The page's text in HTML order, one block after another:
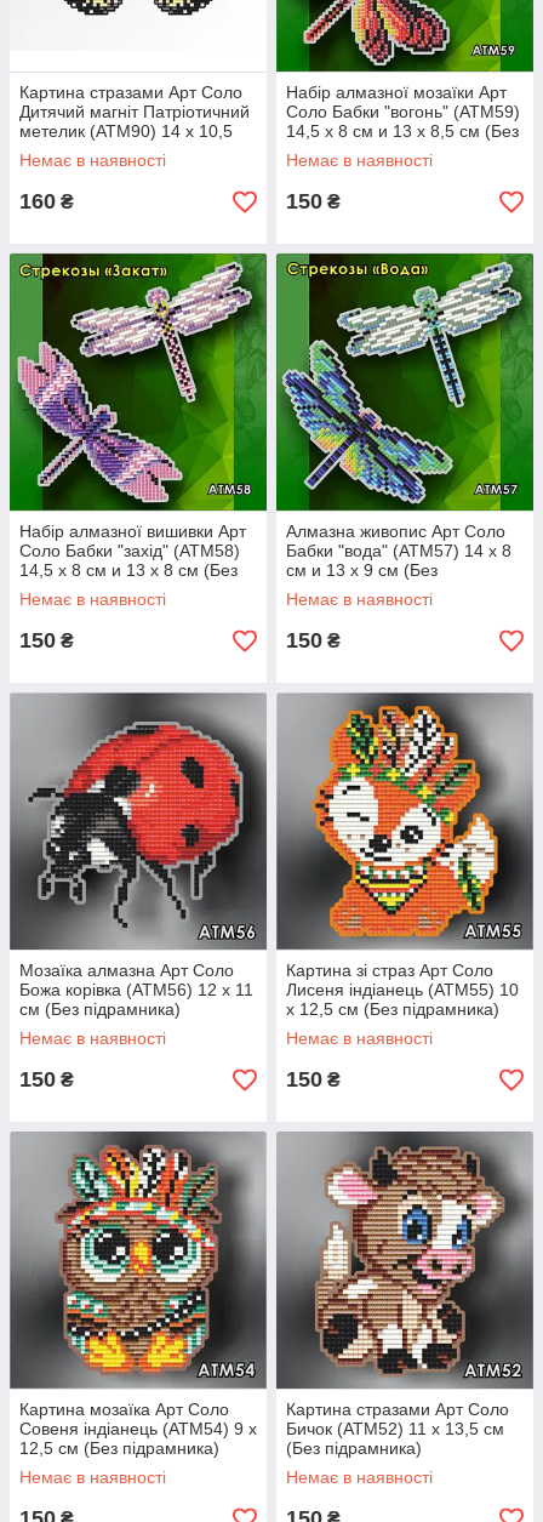
Картина стразами Арт Соло
Дитячий магніт Патріотичний
метелик (АТМ90) 14 х 10,5
см (Без підрамника)
Немає в наявності
160 ₴
Набір алмазної мозаїки Арт
Соло Бабки "вогонь" (АТМ59)
14,5 х 8 см и 13 х 8,5 см (Без
підрамника)
Немає в наявності
150 ₴
Набір алмазної вишивки Арт
Соло Бабки "захід" (АТМ58)
14,5 х 8 см и 13 х 8 см (Без
підрамника)
Немає в наявності
150 ₴
Алмазна живопис Арт Соло
Бабки "вода" (АТМ57) 14 х 8
см и 13 х 9 см (Без
підрамника)
Немає в наявності
150 ₴
Мозаїка алмазна Арт Соло
Божа корівка (АТМ56) 12 х 11
см (Без підрамника)
Немає в наявності
150 ₴
Картина зі страз Арт Соло
Лисеня індіанець (АТМ55) 10
х 12,5 см (Без підрамника)
Немає в наявності
150 ₴
Картина мозаїка Арт Соло
Совеня індіанець (АТМ54) 9 х
12,5 см (Без підрамника)
Немає в наявності
Картина стразами Арт Соло
Бичок (АТМ52) 11 х 13,5 см
(Без підрамника)
Немає в наявності